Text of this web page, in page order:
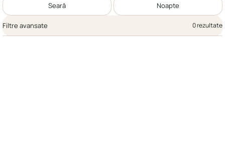
Seară Noapte
Filtre avansate 0 rezultate